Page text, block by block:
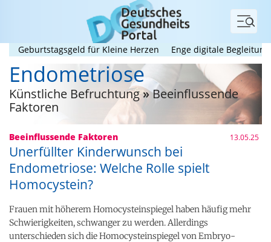
Menü
für Kleine Herzen Enge digitale Begleitung hilft
Endometriose
Künstliche Befruchtung»Beeinflussende
Faktoren
Beeinflussende Faktoren 13.05.25
Unerfüllter Kinderwunsch bei
Endometriose: Welche Rolle spielt
Homocystein?
Frauen mit höherem Homocysteinspiegel haben häufig mehr
Schwierigkeiten, schwanger zu werden. Allerdings
unterschieden sich die Homocysteinspiegel von Embryo-